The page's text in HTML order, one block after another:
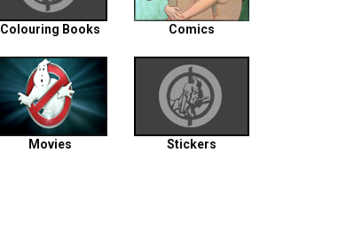
Colouring Books Comics
Movies Stickers